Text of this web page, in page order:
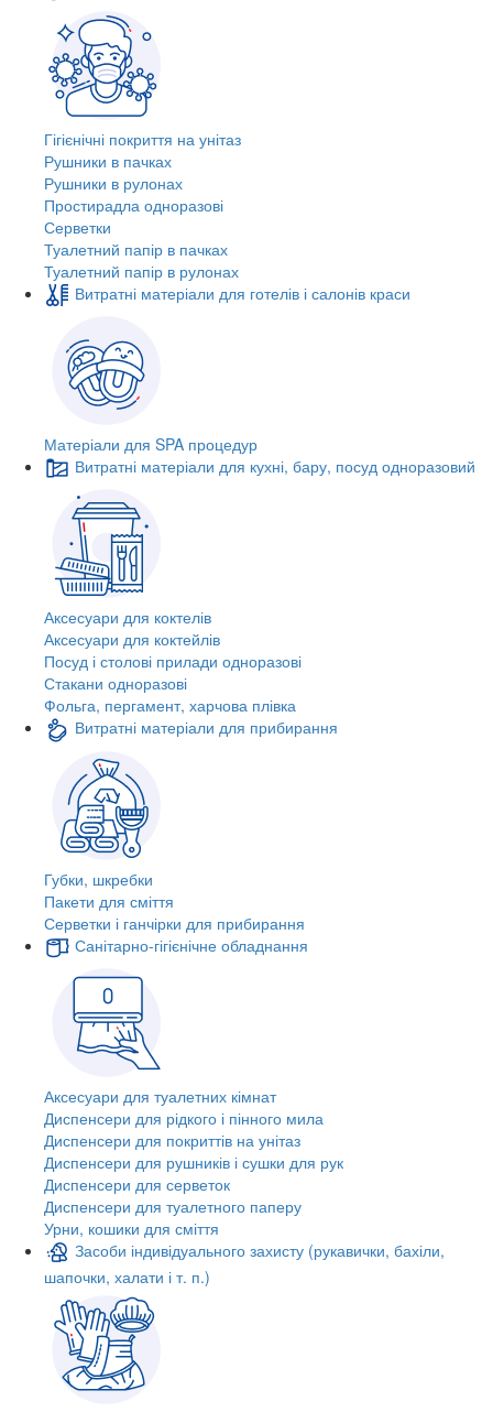
Гігієнічні покриття на унітаз
Рушники в пачках
Рушники в рулонах
Простирадла одноразові
Серветки
Туалетний папір в пачках
Туалетний папір в рулонах
Витратні матеріали для готелів і салонів краси
Матеріали для SPA процедур
Витратні матеріали для кухні, бару, посуд одноразовий
Аксесуари для коктелів
Аксесуари для коктейлів
Посуд і столові прилади одноразові
Стакани одноразові
Фольга, пергамент, харчова плівка
Витратні матеріали для прибирання
Губки, шкребки
Пакети для сміття
Серветки і ганчірки для прибирання
Санітарно-гігієнічне обладнання
Аксесуари для туалетних кімнат
Диспенсери для рідкого і пінного мила
Диспенсери для покриттів на унітаз
Диспенсери для рушників і сушки для рук
Диспенсери для серветок
Диспенсери для туалетного паперу
Урни, кошики для сміття
Засоби індивідуального захисту (рукавички, бахіли,
шапочки, халати і т. п.)